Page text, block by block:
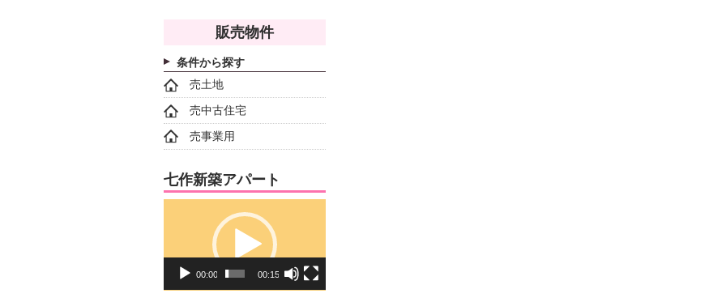
販売物件
条件から探す
売土地
売中古住宅
売事業用
七作新築アパート
00:00 00:15